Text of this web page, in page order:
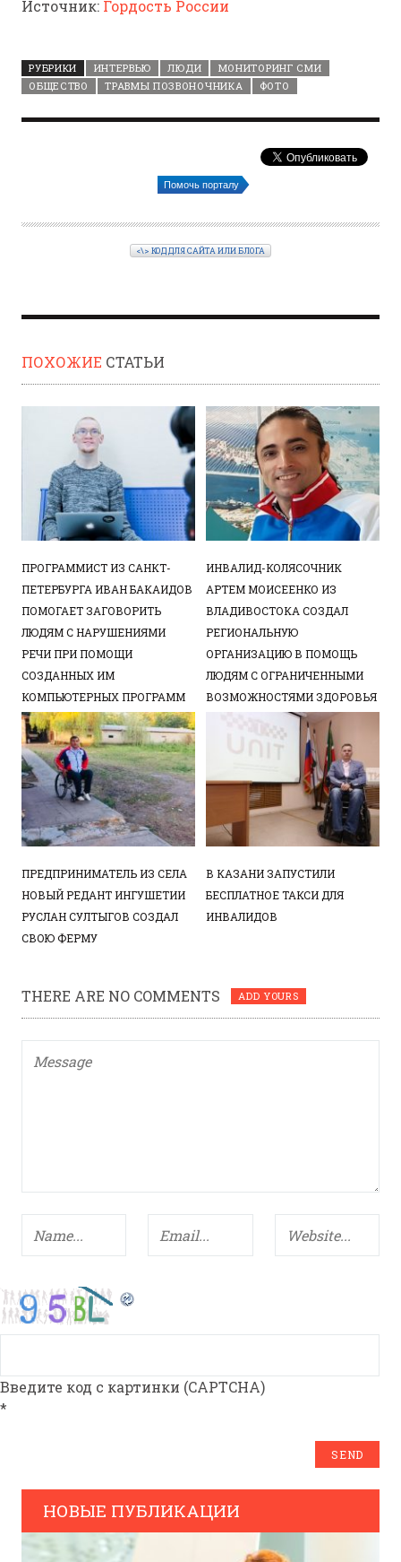
Источник: Гордость России
РУБРИКИ ИНТЕРВЬЮ ЛЮДИ
МОНИТОРИНГ СМИ
ОБЩЕСТВО
ТРАВМЫ ПОЗВОНОЧНИКА ФОТО
Помочь порталу
<\> КОД ДЛЯ САЙТА ИЛИ БЛОГА
ПОХОЖИЕ СТАТЬИ
ПРОГРАММИСТ ИЗ САНКТ-
ПЕТЕРБУРГА ИВАН БАКАИДОВ
ПОМОГАЕТ ЗАГОВОРИТЬ
ЛЮДЯМ С НАРУШЕНИЯМИ
РЕЧИ ПРИ ПОМОЩИ
СОЗДАННЫХ ИМ
КОМПЬЮТЕРНЫХ ПРОГРАММ
ИНВАЛИД-КОЛЯСОЧНИК
АРТЕМ МОИСЕЕНКО ИЗ
ВЛАДИВОСТОКА СОЗДАЛ
РЕГИОНАЛЬНУЮ
ОРГАНИЗАЦИЮ В ПОМОЩЬ
ЛЮДЯМ С ОГРАНИЧЕННЫМИ
ВОЗМОЖНОСТЯМИ ЗДОРОВЬЯ
ПРЕДПРИНИМАТЕЛЬ ИЗ СЕЛА
НОВЫЙ РЕДАНТ ИНГУШЕТИИ ​
РУСЛАН СУЛТЫГОВ СОЗДАЛ
СВОЮ ФЕРМУ
В КАЗАНИ ЗАПУСТИЛИ
БЕСПЛАТНОЕ ТАКСИ ДЛЯ
ИНВАЛИДОВ
THERE ARE NO COMMENTS ADD YOURS
Введите код с картинки (CAPTCHA)
*
НОВЫЕ ПУБЛИКАЦИИ